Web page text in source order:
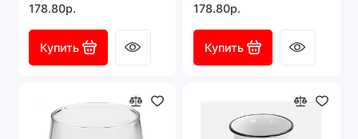
178.80р.
Купить
178.80р.
Купить